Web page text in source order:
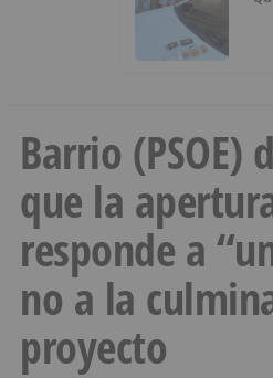
Barrio (PSOE)
que la
responde a
no a la
proyecto